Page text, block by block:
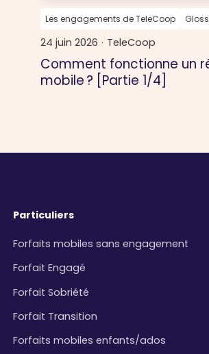
Comment fonctionne un
mobile ? [Partie 1/4]
Les engagements de TeleCoop
24 juin 2026 · TeleCoop
Particuliers
Forfaits mobiles sans engagement
Forfait Engagé
Forfait Sobriété
Forfait Transition
Forfaits mobiles enfants/ados